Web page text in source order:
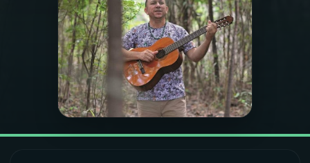
PROGRAMAÇÃO
PROGRAMAS
PODCASTS